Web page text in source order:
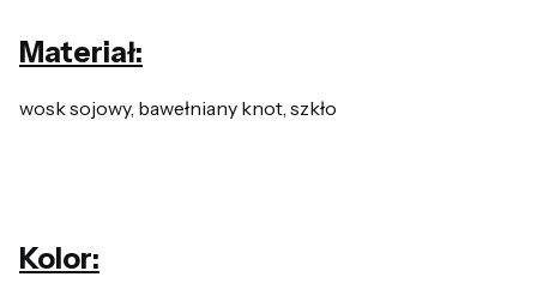
Materiał:
wosk sojowy, bawełniany knot, szkło
Kolor: